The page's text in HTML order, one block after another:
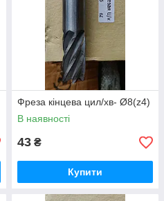
Фреза кінцева цил/хв- Ø8(z4)
В наявності
43 ₴
Купити